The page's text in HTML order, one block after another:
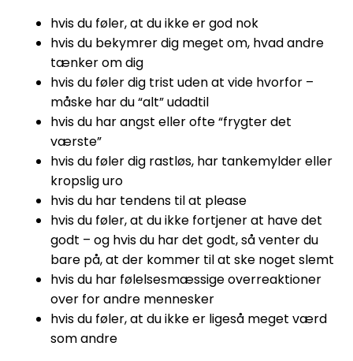
hvis du føler, at du ikke er god nok
hvis du bekymrer dig meget om, hvad andre
tænker om dig
hvis du føler dig trist uden at vide hvorfor –
måske har du “alt” udadtil
hvis du har angst eller ofte “frygter det
værste”
hvis du føler dig rastløs, har tankemylder eller
kropslig uro
hvis du har tendens til at please
hvis du føler, at du ikke fortjener at have det
godt – og hvis du har det godt, så venter du
bare på, at der kommer til at ske noget slemt
hvis du har følelsesmæssige overreaktioner
over for andre mennesker
hvis du føler, at du ikke er ligeså meget værd
som andre